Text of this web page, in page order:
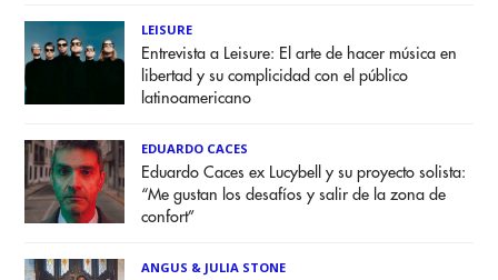
LEISURE
Entrevista a Leisure: El arte de hacer música en
libertad y su complicidad con el público
latinoamericano
EDUARDO CACES
Eduardo Caces ex Lucybell y su proyecto solista:
“Me gustan los desafíos y salir de la zona de
confort”
ANGUS & JULIA STONE